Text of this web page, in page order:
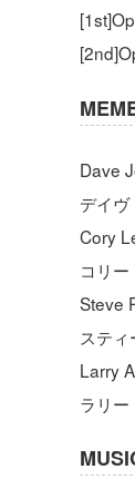
Dave
デイヴ
Cory
コリー
Steve
スティ
Larry
ラリー